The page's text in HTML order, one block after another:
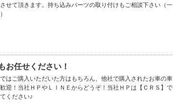
せて頂きます。持ち込みパーツの取り付けもご相談下さい（一
お任せください！
はご購入いただいた方はもちろん、他社で購入されたお車の車
迎！当社ＨＰやＬＩＮＥからどうぞ！当社ＨＰは【ＣＲＳ】で
ください♪